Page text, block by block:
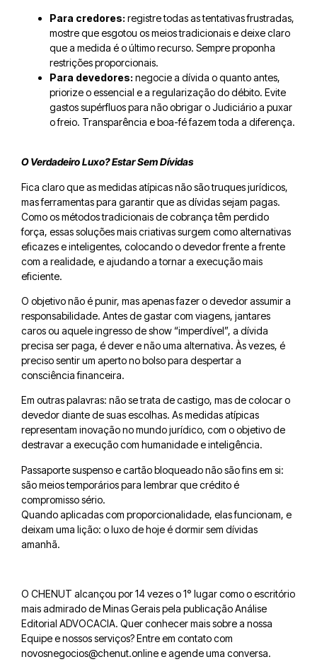
Para credores: registre todas as tentativas frustradas,
mostre que esgotou os meios tradicionais e deixe claro
que a medida é o último recurso. Sempre proponha
restrições proporcionais.
Para devedores: negocie a dívida o quanto antes,
priorize o essencial e a regularização do débito. Evite
gastos supérfluos para não obrigar o Judiciário a puxar
o freio. Transparência e boa-fé fazem toda a diferença.
O Verdadeiro Luxo? Estar Sem Dívidas
Fica claro que as medidas atípicas não são truques jurídicos,
mas ferramentas para garantir que as dívidas sejam pagas.
Como os métodos tradicionais de cobrança têm perdido
força, essas soluções mais criativas surgem como alternativas
eficazes e inteligentes, colocando o devedor frente a frente
com a realidade, e ajudando a tornar a execução mais
eficiente.
O objetivo não é punir, mas apenas fazer o devedor assumir a
responsabilidade. Antes de gastar com viagens, jantares
caros ou aquele ingresso de show “imperdível”, a dívida
precisa ser paga, é dever e não uma alternativa. Às vezes, é
preciso sentir um aperto no bolso para despertar a
consciência financeira.
Em outras palavras: não se trata de castigo, mas de colocar o
devedor diante de suas escolhas. As medidas atípicas
representam inovação no mundo jurídico, com o objetivo de
destravar a execução com humanidade e inteligência.
Passaporte suspenso e cartão bloqueado não são fins em si:
são meios temporários para lembrar que crédito é
compromisso sério.
Quando aplicadas com proporcionalidade, elas funcionam, e
deixam uma lição: o luxo de hoje é dormir sem dívidas
amanhã.
O CHENUT alcançou por 14 vezes o 1° lugar como o escritório
mais admirado de Minas Gerais pela publicação Análise
Editorial ADVOCACIA. Quer conhecer mais sobre a nossa
Equipe e nossos serviços? Entre em contato com
novosnegocios@chenut.online e agende uma conversa.